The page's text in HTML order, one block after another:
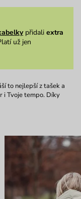
přidali extra
už jen
to nejlepší z tašek a
i Tvoje tempo. Díky